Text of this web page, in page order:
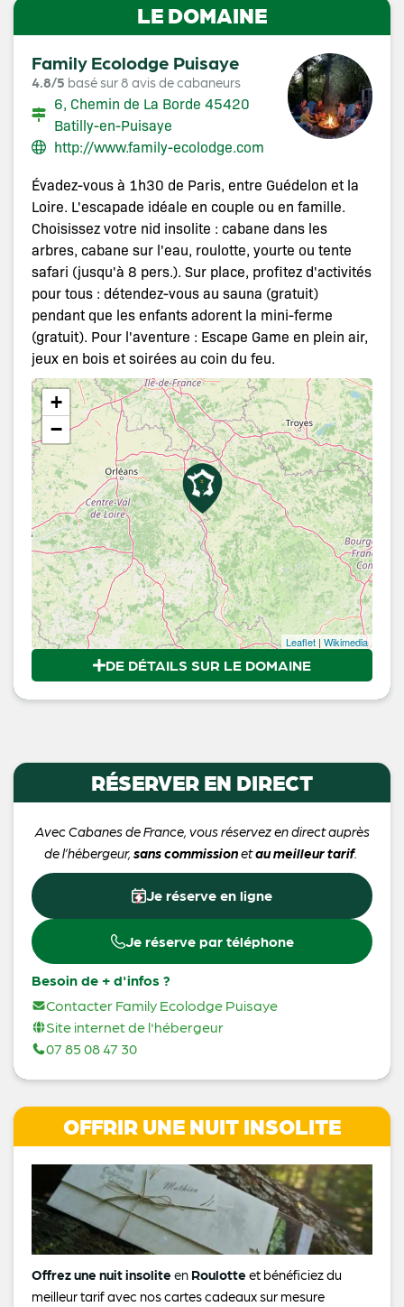
LE DOMAINE
Family Ecolodge Puisaye
4.8/5 basé sur 8 avis de cabaneurs
6, Chemin de La Borde 45420
Batilly-en-Puisaye
http://www.family-ecolodge.com
Évadez-vous à 1h30 de Paris, entre Guédelon et la
Loire. L'escapade idéale en couple ou en famille.
Choisissez votre nid insolite : cabane dans les
arbres, cabane sur l'eau, roulotte, yourte ou tente
safari (jusqu'à 8 pers.). Sur place, profitez d'activités
pour tous : détendez-vous au sauna (gratuit)
pendant que les enfants adorent la mini-ferme
(gratuit). Pour l'aventure : Escape Game en plein air,
jeux en bois et soirées au coin du feu.
+
−
Leaflet | Wikimedia
DE DÉTAILS SUR LE DOMAINE
RÉSERVER EN DIRECT
Avec Cabanes de France, vous réservez en direct auprès
de l’hébergeur, sans commissionetau meilleur tarif.
Je réserve en ligne
Je réserve par téléphone
Besoin de + d'infos ?
Contacter Family Ecolodge Puisaye
Site internet de l'hébergeur
07 85 08 47 30
OFFRIR UNE NUIT INSOLITE
Offrez une nuit insolite en Roulotte et bénéficiez du
meilleur tarif avec nos cartes cadeaux sur mesure